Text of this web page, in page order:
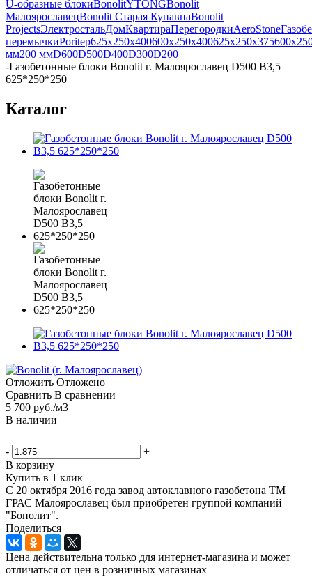
U-образные блокиBonolitYTONGBonolit
МалоярославецBonolit Старая КупавнаBonolit
ProjectsЭлектростальДомКвартираПерегородкиAeroStone
перемычкиPoritep625x250x400600x250x400625x250x375
мм200 ммD600D500D400D300D200
-Газобетонные блоки Bonolit г. Малоярославец D500 B3,5
625*250*250
Каталог
Отложить Отложено
Сравнить В сравнении
5 700 руб./м3
В наличии
-
+
В корзину
Купить в 1 клик
C 20 октября 2016 года завод автоклавного газобетона ТМ
ГРАС Малоярославец был приобретен группой компаний
"Бонолит".
Поделиться
Цена действительна только для интернет-магазина и может
отличаться от цен в розничных магазинах